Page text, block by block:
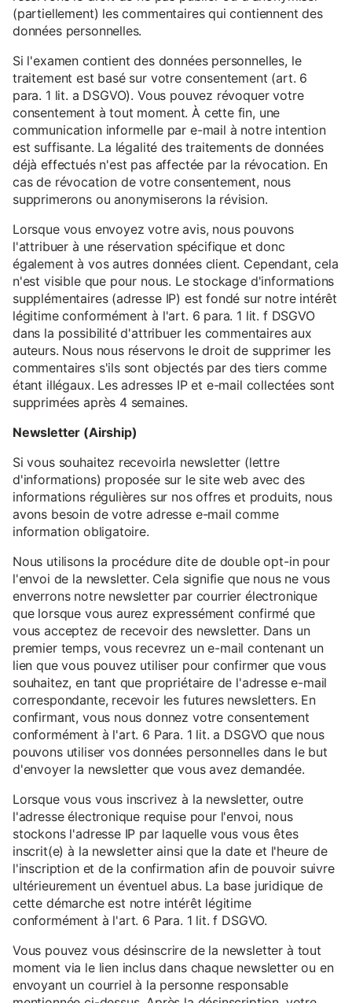
(partiellement) les commentaires qui contiennent des
données personnelles.
Si l'examen contient des données personnelles, le
traitement est basé sur votre consentement (art. 6
para. 1 lit. a DSGVO). Vous pouvez révoquer votre
consentement à tout moment. À cette fin, une
communication informelle par e-mail à notre intention
est suffisante. La légalité des traitements de données
déjà effectués n'est pas affectée par la révocation. En
cas de révocation de votre consentement, nous
supprimerons ou anonymiserons la révision.
Lorsque vous envoyez votre avis, nous pouvons
l'attribuer à une réservation spécifique et donc
également à vos autres données client. Cependant, cela
n'est visible que pour nous. Le stockage d'informations
supplémentaires (adresse IP) est fondé sur notre intérêt
légitime conformément à l'art. 6 para. 1 lit. f DSGVO
dans la possibilité d'attribuer les commentaires aux
auteurs. Nous nous réservons le droit de supprimer les
commentaires s'ils sont objectés par des tiers comme
étant illégaux. Les adresses IP et e-mail collectées sont
supprimées après 4 semaines.
Newsletter (Airship)
Si vous souhaitez recevoirla newsletter (lettre
d'informations) proposée sur le site web avec des
informations régulières sur nos offres et produits, nous
avons besoin de votre adresse e-mail comme
information obligatoire.
Nous utilisons la procédure dite de double opt-in pour
l'envoi de la newsletter. Cela signifie que nous ne vous
enverrons notre newsletter par courrier électronique
que lorsque vous aurez expressément confirmé que
vous acceptez de recevoir des newsletter. Dans un
premier temps, vous recevrez un e-mail contenant un
lien que vous pouvez utiliser pour confirmer que vous
souhaitez, en tant que propriétaire de l'adresse e-mail
correspondante, recevoir les futures newsletters. En
confirmant, vous nous donnez votre consentement
conformément à l'art. 6 Para. 1 lit. a DSGVO que nous
pouvons utiliser vos données personnelles dans le but
d'envoyer la newsletter que vous avez demandée.
Lorsque vous vous inscrivez à la newsletter, outre
l'adresse électronique requise pour l'envoi, nous
stockons l'adresse IP par laquelle vous vous êtes
inscrit(e) à la newsletter ainsi que la date et l'heure de
l'inscription et de la confirmation afin de pouvoir suivre
ultérieurement un éventuel abus. La base juridique de
cette démarche est notre intérêt légitime
conformément à l'art. 6 Para. 1 lit. f DSGVO.
Vous pouvez vous désinscrire de la newsletter à tout
moment via le lien inclus dans chaque newsletter ou en
envoyant un courriel à la personne responsable